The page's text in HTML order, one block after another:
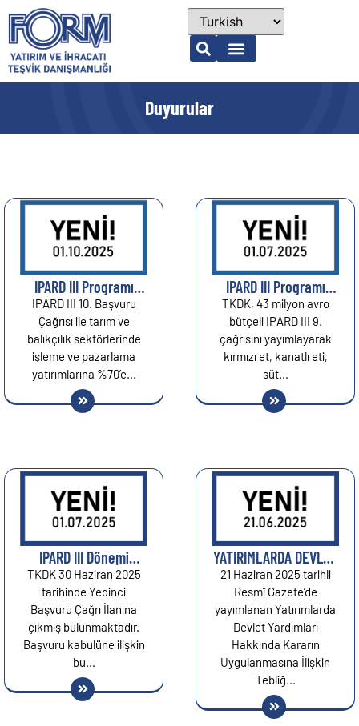
Duyurular
IPARD III Programı
kapsamında 10.
başvuru çağrı ilanı
yayımlandı....
IPARD III 10. Başvuru
Çağrısı ile tarım ve
balıkçılık sektörlerinde
işleme ve pazarlama
yatırımlarına %70’e...
IPARD III Programı
kapsamında 9.
başvuru çağrı ilanı
yayımlandı...
TKDK, 43 milyon avro
bütçeli IPARD III 9.
çağrısını yayımlayarak
kırmızı et, kanatlı eti,
süt...
IPARD III Dönemi
7.Başvuru Çağrı İlanı:
Çiftlik Faaliyetlerinin
Çeşitlendirilmesi ve İş
Geliştirme %70’e
Varan Hibe Desteği...
TKDK 30 Haziran 2025
tarihinde Yedinci
Başvuru Çağrı İlanına
çıkmış bulunmaktadır.
Başvuru kabulüne ilişkin
bu...
YATIRIMLARDA DEVLET
YARDIMLARI HAKKINDA
KARARIN
UYGULANMASINA
İLİŞKİN TEBLİĞ...
21 Haziran 2025 tarihli
Resmî Gazete’de
yayımlanan Yatırımlarda
Devlet Yardımları
Hakkında Kararın
Uygulanmasına İlişkin
Tebliğ...